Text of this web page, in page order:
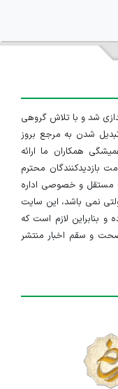
در تاریخ ۱۳۹۱/۱/۱۰ راه اندازی شد و با تلاش گروهی
شدن به مرجع بروز
همکاران ما ارائه
بازدیدکنندگان محترم
مستقل و خصوصی اداره
نمی باشد، این سایت
بنابراین لازم است که
و سقم اخبار منتشر